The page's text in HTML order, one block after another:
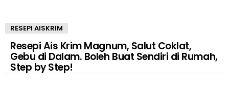
RESEPI AISKRIM
Resepi Ais Krim Magnum, Salut Coklat,
Gebu di Dalam. Boleh Buat Sendiri di Rumah,
Step by Step!